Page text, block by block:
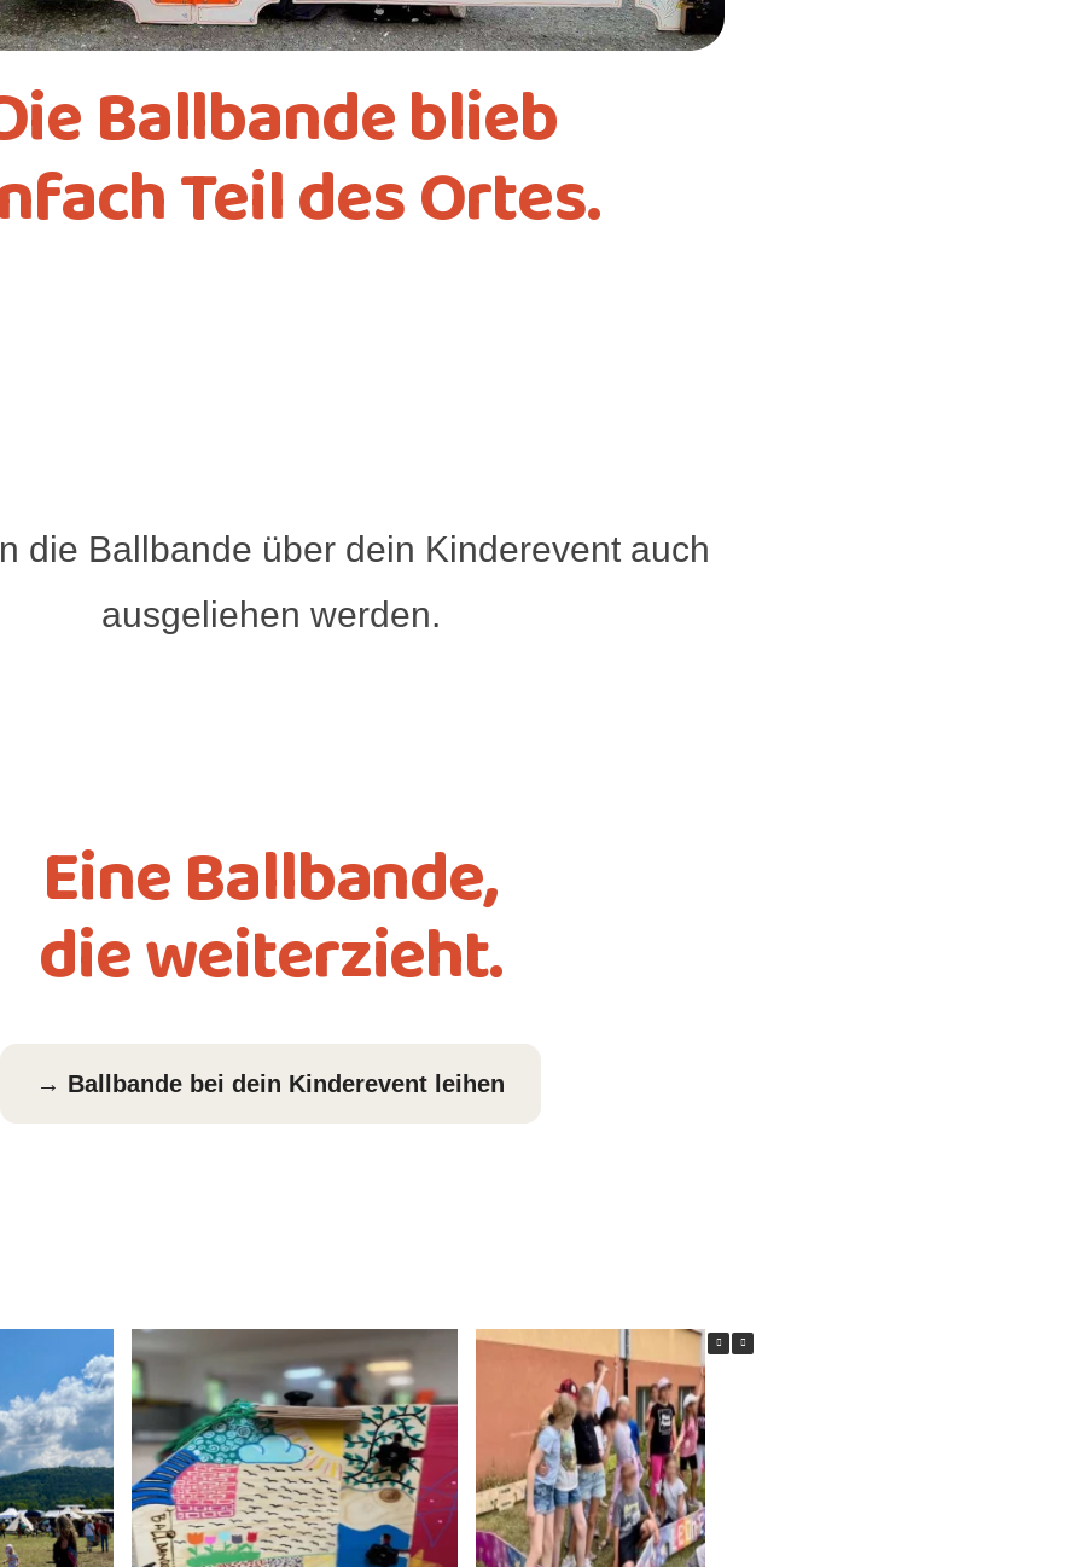
Ballbande blieb
Teil des Ortes.
die Ballbande über dein Kinderevent auch
ausgeliehen werden.
Eine Ballbande,
die weiterzieht.
→ Ballbande bei dein Kinderevent leihen